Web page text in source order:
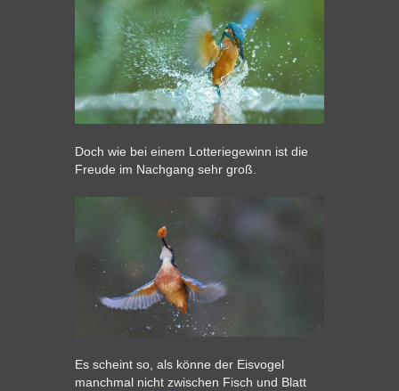
Doch wie bei einem Lotteriegewinn ist die
Freude im Nachgang sehr groß.
Es scheint so, als könne der Eisvogel
manchmal nicht zwischen Fisch und Blatt